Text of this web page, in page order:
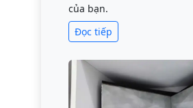
của bạn.
Đọc tiếp